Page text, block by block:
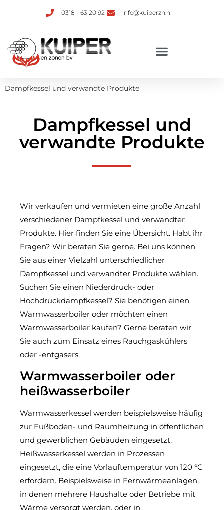
0318 - 63 20 92 info@kuiperzn.nl
Dampfkessel und verwandte Produkte
Dampfkessel und
verwandte Produkte
Wir verkaufen und vermieten eine große Anzahl
verschiedener Dampfkessel und verwandter
Produkte. Hier finden Sie eine Übersicht. Habt ihr
Fragen? Wir beraten Sie gerne. Bei uns können
Sie aus einer Vielzahl unterschiedlicher
Dampfkessel und verwandter Produkte wählen.
Suchen Sie einen Niederdruck- oder
Hochdruckdampfkessel? Sie benötigen einen
Warmwasserboiler oder möchten einen
Warmwasserboiler kaufen? Gerne beraten wir
Sie auch zum Einsatz eines Rauchgaskühlers
oder -entgasers.
Warmwasserboiler oder
heißwasserboiler
Warmwasserkessel werden beispielsweise häufig
zur Fußboden- und Raumheizung in öffentlichen
und gewerblichen Gebäuden eingesetzt.
Heißwasserkessel werden in Prozessen
eingesetzt, die eine Vorlauftemperatur von 120 °C
erfordern. Beispielsweise in Fernwärmeanlagen,
in denen mehrere Haushalte oder Betriebe mit
Wärme versorgt werden, oder in